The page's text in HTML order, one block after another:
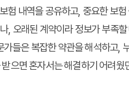
험 내역을 공유하고, 중요한 보
, 오래된 계약이라 정보가 부족
들은 복잡한 약관을 해석하고,
으면 혼자서는 해결하기 어려웠